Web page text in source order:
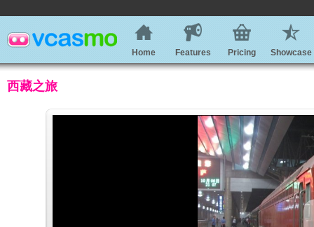
Home Features Pricing Showcase
西藏之旅